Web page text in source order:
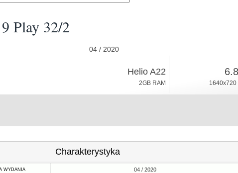
Play 32/2
04 / 2020
Android 9.0, GoHelio A22
2GB RAM 1640x720
Charakterystyka
WYDANIA 04 / 2020